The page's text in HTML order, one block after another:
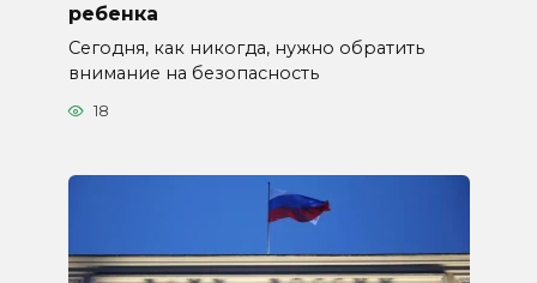
ребенка
Сегодня, как никогда, нужно обратить
внимание на безопасность
18